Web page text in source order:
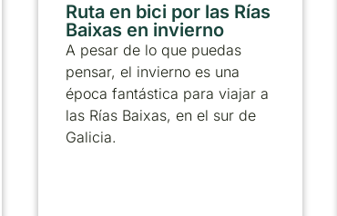
Ruta en bici por las Rías
Baixas en invierno
A pesar de lo que puedas
pensar, el invierno es una
época fantástica para viajar a
las Rías Baixas, en el sur de
Galicia.